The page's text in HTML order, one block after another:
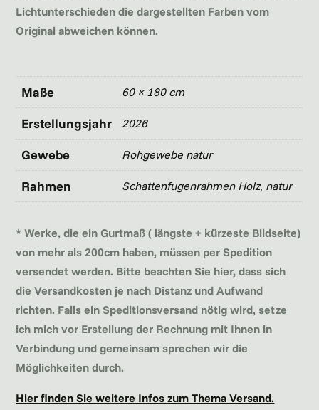
Lichtunterschieden die dargestellten Farben vom
Original abweichen können.
Maße 60 × 180 cm
Erstellungsjahr 2026
Gewebe Rohgewebe natur
Rahmen Schattenfugenrahmen Holz, natur
* Werke, die ein Gurtmaß ( längste + kürzeste Bildseite)
von mehr als 200cm haben, müssen per Spedition
versendet werden. Bitte beachten Sie hier, dass sich
die Versandkosten je nach Distanz und Aufwand
richten. Falls ein Speditionsversand nötig wird, setze
ich mich vor Erstellung der Rechnung mit Ihnen in
Verbindung und gemeinsam sprechen wir die
Möglichkeiten durch.
Hier finden Sie weitere Infos zum Thema Versand.